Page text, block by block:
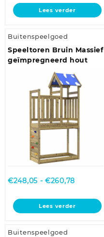
Lees verder
Buitenspeelgoed
Speeltoren Bruin Massief
geïmpregneerd hout
€248,05 - €260,78
tot
€260,78
Lees verder
Buitenspeelgoed